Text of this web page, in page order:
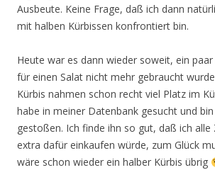
Ausbeute. Keine Frage, daß ich dann
mit halben Kürbissen konfrontiert bin.
Heute war es dann wieder soweit, ein
für einen Salat nicht mehr gebraucht
Kürbis nahmen schon recht viel Platz im
habe in meiner Datenbank gesucht und
gestoßen. Ich finde ihn so gut, daß ich
extra dafür einkaufen würde, zum Glück
wäre schon wieder ein halber Kürbis übrig